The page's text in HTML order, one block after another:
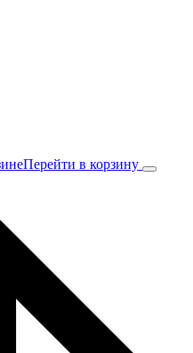
Перейти в корзину